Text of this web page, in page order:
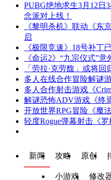
PUBG绝地求生3月12日
念派对上线！
《黎明杀机》联动《东
启
《极限竞速》18号补丁
《命运2》“九宗仪式”
「劳拉·克劳馥」或将回
多人在线合作冒险解谜
多人合作射击游戏《
解谜恐怖ADV游戏《终
开放世界RPG冒险《魔
轻度Rogue弹幕射击《
新闻 攻略 原创
小游戏 修改